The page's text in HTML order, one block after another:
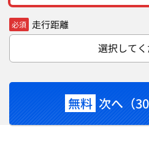
必須 走行距離
選択して
無料 次へ（